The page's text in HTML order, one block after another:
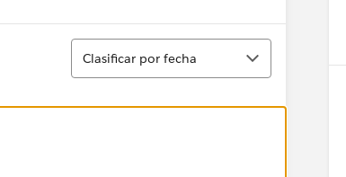
Ordenar
Clasificar por fecha